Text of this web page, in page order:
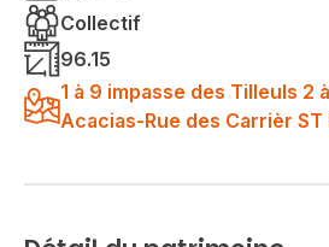
Collectif
96.15
1 à 9 impasse des Tilleuls 2
Acacias-Rue des Carrièr ST